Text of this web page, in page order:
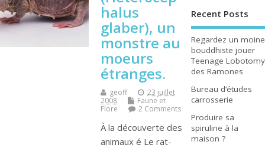
halus
glaber), un
monstre au
moeurs
étranges.
geoff
23 juillet
2008
Faune et
Flore
2 Comments
À la découverte des
animaux é Le rat-
Recent Posts
Regardez un moine
bouddhiste jouer
Teenage Lobotomy
des Ramones
Bureau d’études
carrosserie
Produire sa
spiruline à la
maison ?